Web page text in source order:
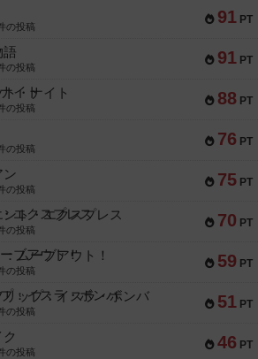
91 PT
の投稿
91 PT
語
の投稿
88 PT
・ナイト
の投稿
76 PT
の投稿
75 PT
ン
の投稿
70 PT
ト・エクスプレス
の投稿
59 PT
ムーブアウト！
の投稿
51 PT
ップ：イスラ・ボンバ
の投稿
46 PT
の投稿